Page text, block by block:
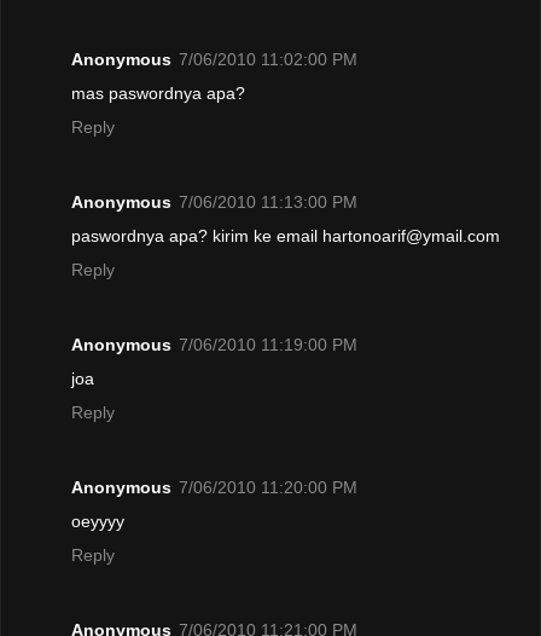
Anonymous 7/06/2010 11:02:00 PM
mas paswordnya apa?
Reply
Anonymous 7/06/2010 11:13:00 PM
paswordnya apa? kirim ke email hartonoarif@ymail.com
Reply
Anonymous 7/06/2010 11:19:00 PM
joa
Reply
Anonymous 7/06/2010 11:20:00 PM
oeyyyy
Reply
Anonymous 7/06/2010 11:21:00 PM